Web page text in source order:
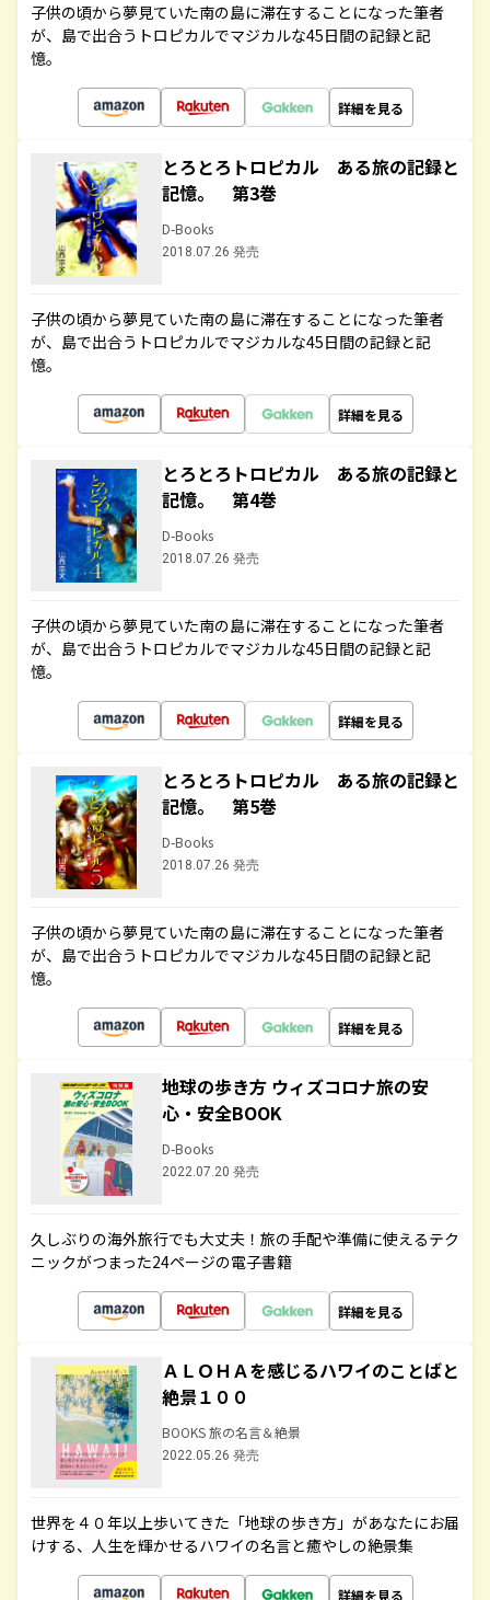
子供の頃から夢見ていた南の島に滞在することになった筆者
が、島で出合うトロピカルでマジカルな45日間の記録と記
憶。
詳細を見る
とろとろトロピカル ある旅の記録と
記憶。 第3巻
D-Books
2018.07.26 発売
子供の頃から夢見ていた南の島に滞在することになった筆者
が、島で出合うトロピカルでマジカルな45日間の記録と記
憶。
詳細を見る
とろとろトロピカル ある旅の記録と
記憶。 第4巻
D-Books
2018.07.26 発売
子供の頃から夢見ていた南の島に滞在することになった筆者
が、島で出合うトロピカルでマジカルな45日間の記録と記
憶。
詳細を見る
とろとろトロピカル ある旅の記録と
記憶。 第5巻
D-Books
2018.07.26 発売
子供の頃から夢見ていた南の島に滞在することになった筆者
が、島で出合うトロピカルでマジカルな45日間の記録と記
憶。
詳細を見る
地球の歩き方 ウィズコロナ旅の安
心・安全BOOK
D-Books
2022.07.20 発売
久しぶりの海外旅行でも大丈夫！旅の手配や準備に使えるテク
ニックがつまった24ページの電子書籍
詳細を見る
ＡＬＯＨＡを感じるハワイのことばと
絶景１００
BOOKS 旅の名言＆絶景
2022.05.26 発売
世界を４０年以上歩いてきた「地球の歩き方」があなたにお届
けする、人生を輝かせるハワイの名言と癒やしの絶景集
詳細を見る